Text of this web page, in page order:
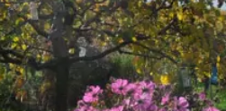
Au programme : spectacle |
vignesetculture.ch
Au Domaine Blondel